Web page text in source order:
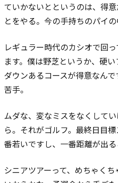
ていかないとというのは、得
とをやる。今の手持ちのパイの
レギュラー時代のカシオで回
ます。 僕は野芝というか、硬
ダウンあるコースが得意なん
苦手。
ムダな、変なミスをなくして
ら。それがゴルフ。最終日目標
番若いですし、一番距離が出る
シニアツアーって、めちゃく